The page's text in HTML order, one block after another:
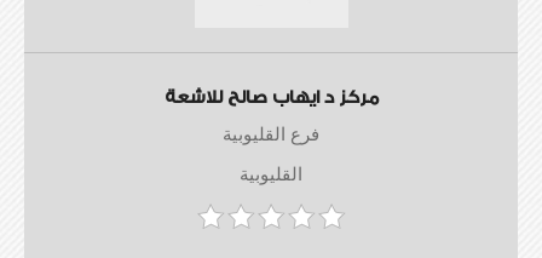
مركز د ايهاب صالح للاشعة
فرع القليوبية
القليوبية